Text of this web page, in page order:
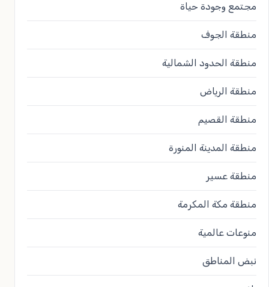
مجتمع وجودة حياة
منطقة الجوف
منطقة الحدود الشمالية
منطقة الرياض
منطقة القصيم
منطقة المدينة المنورة
منطقة عسير
منطقة مكة المكرمة
منوعات عالمية
نبض المناطق